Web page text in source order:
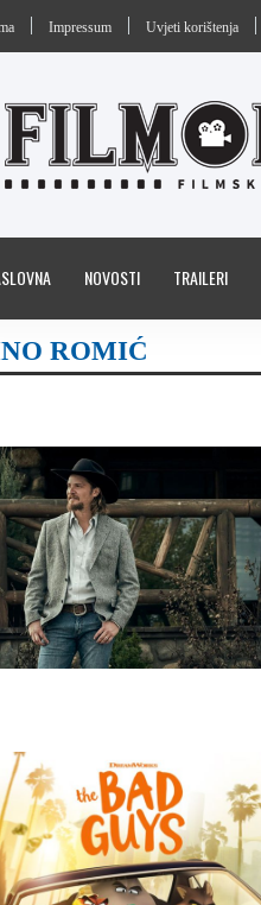
Impressum Uvjeti korištenja
NOVOSTI TRAILERI
ROMIĆ